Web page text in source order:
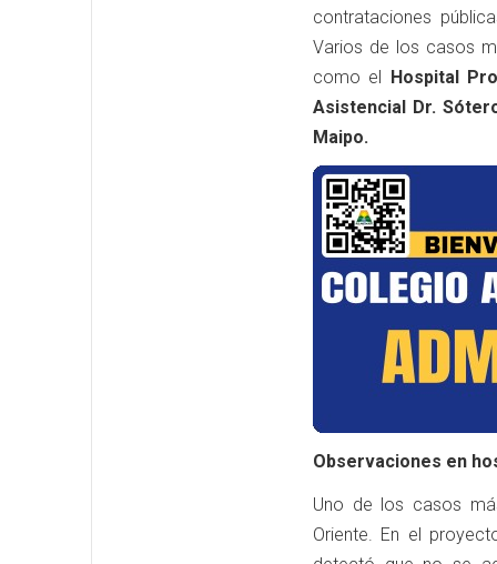
contrataciones
Varios de los casos
como el Hospital
Asistencial Dr.
Maipo.
Observaciones en
Uno de los casos
Oriente. En el